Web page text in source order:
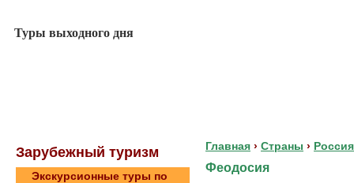
Главная › Страны › Россия
Феодосия
Зaрубeжный туризм
Экскурсионные туры по